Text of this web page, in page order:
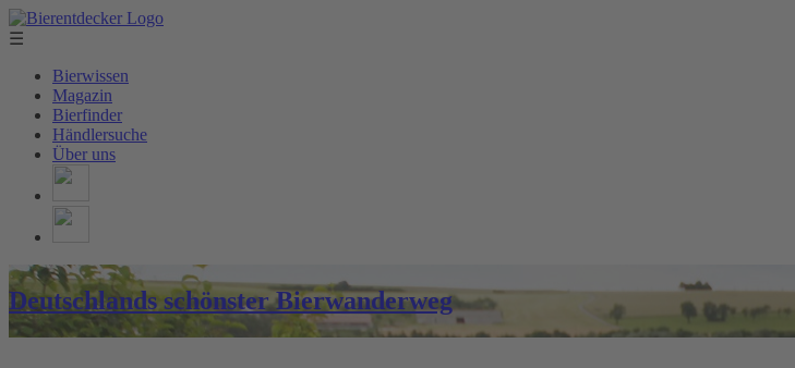
☰
Bierwissen
Magazin
Bierfinder
Händlersuche
Über uns
Deutschlands schönster Bierwanderweg